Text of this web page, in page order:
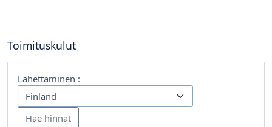
Toimituskulut
Lähettäminen :